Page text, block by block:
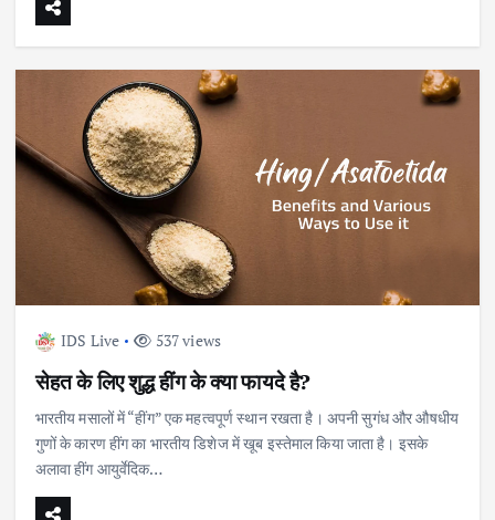
IDS Live 537 views
सेहत के लिए शुद्ध हींग के क्या फायदे है?
भारतीय मसालों में “हींग” एक महत्वपूर्ण स्थान रखता है। अपनी सुगंध और औषधीय
गुणों के कारण हींग का भारतीय डिशेज में खूब इस्तेमाल किया जाता है। इसके
अलावा हींग आयुर्वेदिक…